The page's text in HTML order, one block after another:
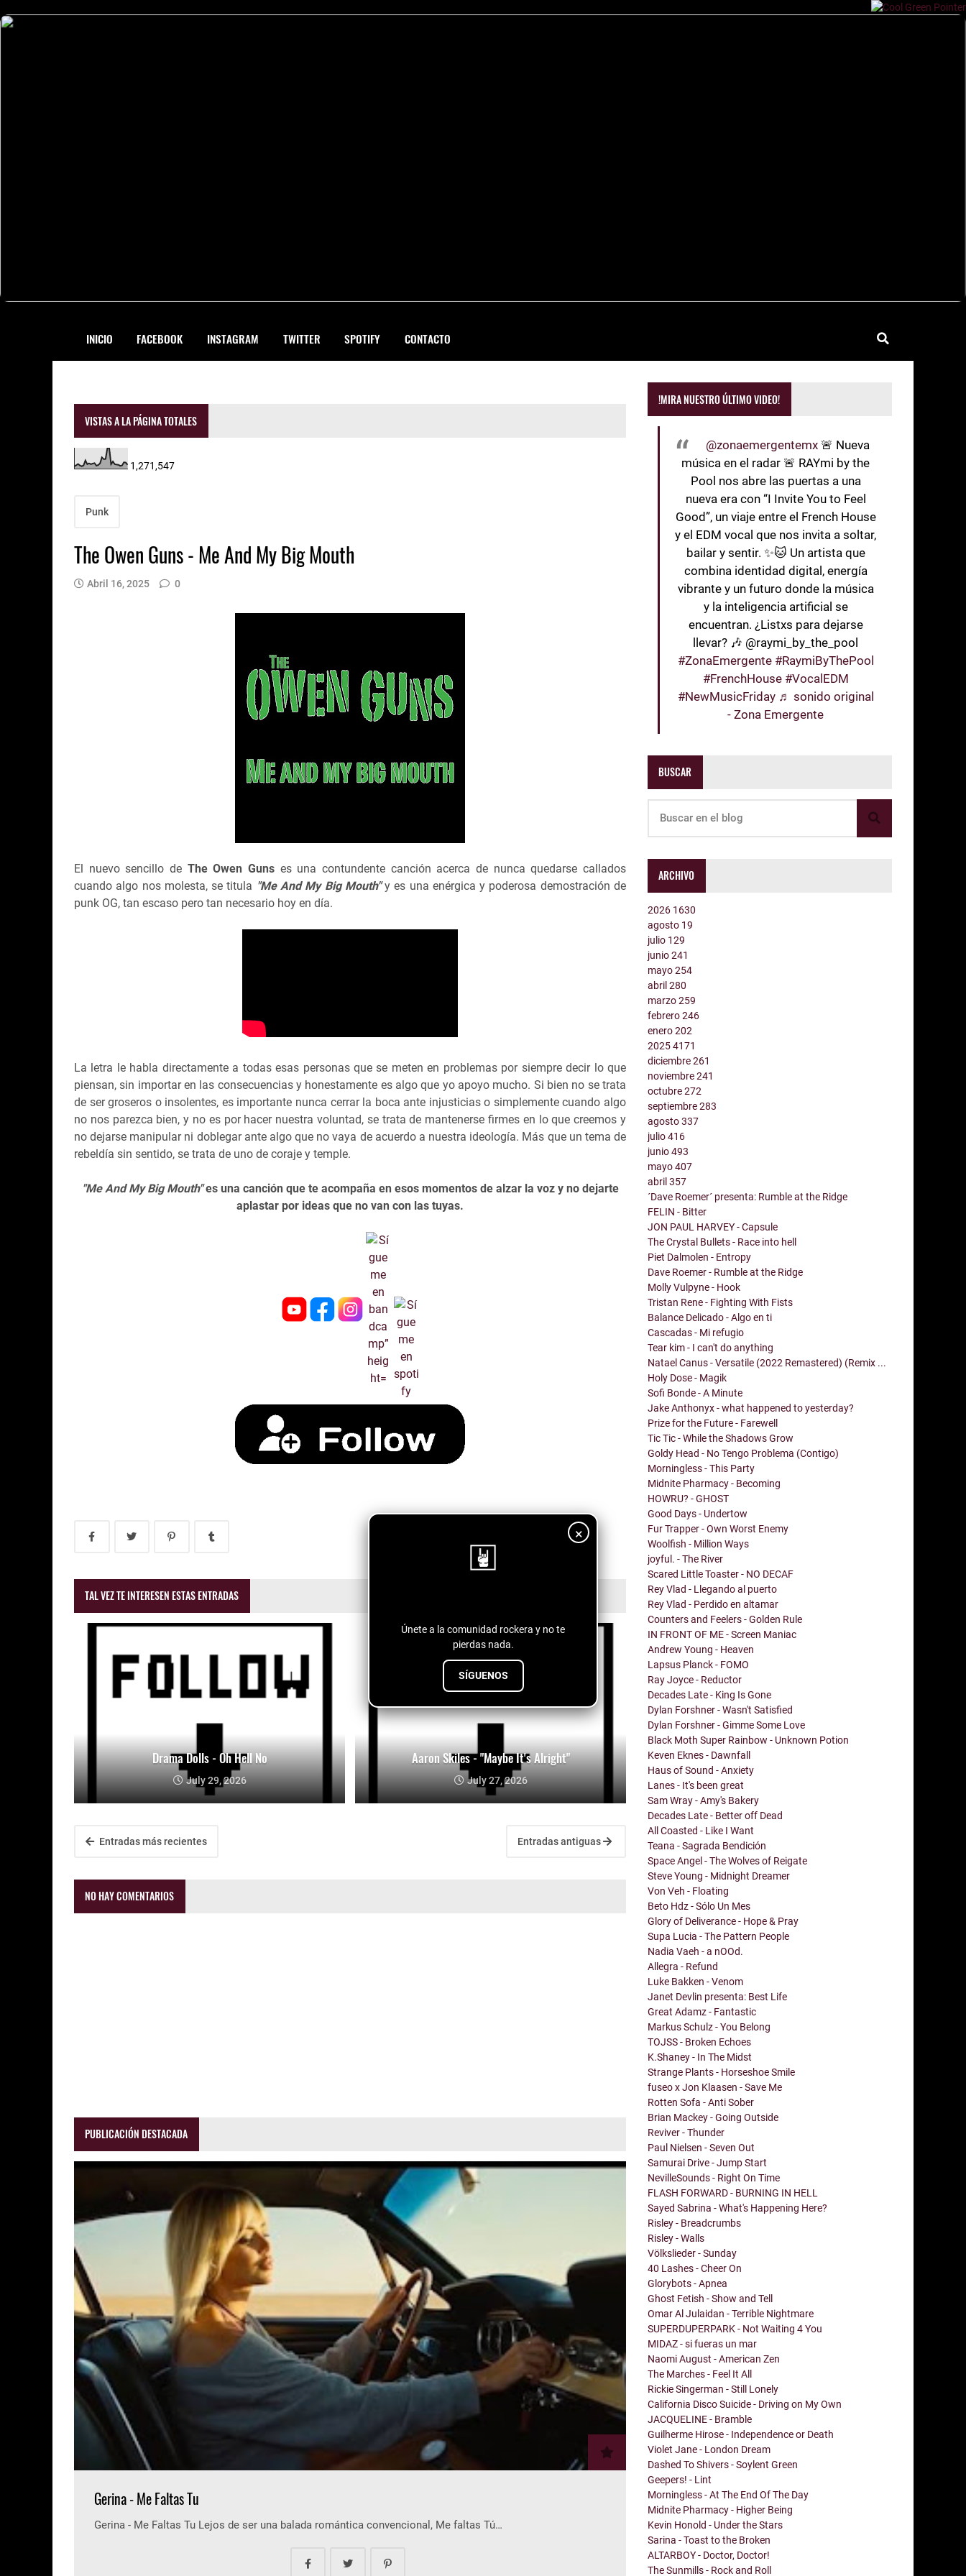
INICIO FACEBOOK INSTAGRAM TWITTER SPOTIFY CONTACTO
×
Únete a la comunidad rockera y no te
pierdas nada.
SÍGUENOS
VISTAS A LA PÁGINA TOTALES
1,271,547
Punk
The Owen Guns - Me And My Big Mouth
Abril 16, 2025 0
El nuevo sencillo de The Owen Guns es una contundente canción acerca de nunca quedarse callados
cuando algo nos molesta, se titula "Me And My Big Mouth"y es una enérgica y poderosa demostración de
punk OG, tan escaso pero tan necesario hoy en día.
La letra le habla directamente a todas esas personas que se meten en problemas por siempre decir lo que
piensan, sin importar en las consecuencias y honestamente es algo que yo apoyo mucho. Si bien no se trata
de ser groseros o insolentes, es importante nunca cerrar la boca ante injusticias o simplemente cuando algo
no nos parezca bien, y no es por hacer nuestra voluntad, se trata de mantenerse firmes en lo que creemos y
no dejarse manipular ni doblegar ante algo que no vaya de acuerdo a nuestra ideología. Más que un tema de
rebeldía sin sentido, se trata de uno de coraje y temple.
"Me And My Big Mouth"es una canción que te acompaña en esos momentos de alzar la voz y no dejarte
aplastar por ideas que no van con las tuyas.
TAL VEZ TE INTERESEN ESTAS ENTRADAS
Drama Dolls - Oh Hell No
July 29, 2026
Aaron Skiles - "Maybe It's Alright"
July 27, 2026
Entradas más recientes Entradas antiguas
NO HAY COMENTARIOS
PUBLICACIÓN DESTACADA
Gerina - Me Faltas Tu
Gerina - Me Faltas Tu Lejos de ser una balada romántica convencional, Me faltas Tú…
!MIRA NUESTRO ÚLTIMO VIDEO!
@zonaemergentemx 🚨 Nueva
música en el radar 🚨 RAYmi by the
Pool nos abre las puertas a una
nueva era con “I Invite You to Feel
Good”, un viaje entre el French House
y el EDM vocal que nos invita a soltar,
bailar y sentir. ✨🐱 Un artista que
combina identidad digital, energía
vibrante y un futuro donde la música
y la inteligencia artificial se
encuentran. ¿Listxs para dejarse
llevar? 🎶 @raymi_by_the_pool
#ZonaEmergente #RaymiByThePool
#FrenchHouse #VocalEDM
#NewMusicFriday ♬ sonido original
- Zona Emergente
BUSCAR
ARCHIVO
2026 1630
agosto 19
julio 129
junio241
mayo254
abril280
marzo259
febrero246
enero202
20254171
diciembre261
noviembre241
octubre272
septiembre283
agosto337
julio416
junio493
mayo407
abril357
´Dave Roemer´ presenta: Rumble at the Ridge
FELIN - Bitter
JON PAUL HARVEY - Capsule
The Crystal Bullets - Race into hell
Piet Dalmolen - Entropy
Dave Roemer - Rumble at the Ridge
Molly Vulpyne - Hook
Tristan Rene - Fighting With Fists
Balance Delicado - Algo en ti
Cascadas - Mi refugio
Tear kim - I can't do anything
Natael Canus - Versatile (2022 Remastered) (Remix ...
Holy Dose - Magik
Sofi Bonde - A Minute
Jake Anthonyx - what happened to yesterday?
Prize for the Future - Farewell
Tic Tic - While the Shadows Grow
Goldy Head - No Tengo Problema (Contigo)
Morningless - This Party
Midnite Pharmacy - Becoming
HOWRU? - GHOST
Good Days - Undertow
Fur Trapper - Own Worst Enemy
Woolfish - Million Ways
joyful. - The River
Scared Little Toaster - NO DECAF
Rey Vlad - Llegando al puerto
Rey Vlad - Perdido en altamar
Counters and Feelers - Golden Rule
IN FRONT OF ME - Screen Maniac
Andrew Young - Heaven
Lapsus Planck - FOMO
Ray Joyce - Reductor
Decades Late - King Is Gone
Dylan Forshner - Wasn't Satisfied
Dylan Forshner - Gimme Some Love
Black Moth Super Rainbow - Unknown Potion
Keven Eknes - Dawnfall
Haus of Sound - Anxiety
Lanes - It's been great
Sam Wray - Amy's Bakery
Decades Late - Better off Dead
All Coasted - Like I Want
Teana - Sagrada Bendición
Space Angel - The Wolves of Reigate
Steve Young - Midnight Dreamer
Von Veh - Floating
Beto Hdz - Sólo Un Mes
Glory of Deliverance - Hope & Pray
Supa Lucia - The Pattern People
Nadia Vaeh - a nOOd.
Allegra - Refund
Luke Bakken - Venom
Janet Devlin presenta: Best Life
Great Adamz - Fantastic
Markus Schulz - You Belong
TOJSS - Broken Echoes
K.Shaney - In The Midst
Strange Plants - Horseshoe Smile
fuseo x Jon Klaasen - Save Me
Rotten Sofa - Anti Sober
Brian Mackey - Going Outside
Reviver - Thunder
Paul Nielsen - Seven Out
Samurai Drive - Jump Start
NevilleSounds - Right On Time
FLASH FORWARD - BURNING IN HELL
Sayed Sabrina - What's Happening Here?
Risley - Breadcrumbs
Risley - Walls
Völkslieder - Sunday
40 Lashes - Cheer On
Glorybots - Apnea
Ghost Fetish - Show and Tell
Omar Al Julaidan - Terrible Nightmare
SUPERDUPERPARK - Not Waiting 4 You
MIDAZ - si fueras un mar
Naomi August - American Zen
The Marches - Feel It All
Rickie Singerman - Still Lonely
California Disco Suicide - Driving on My Own
JACQUELINE - Bramble
Guilherme Hirose - Independence or Death
Violet Jane - London Dream
Dashed To Shivers - Soylent Green
Geepers! - Lint
Morningless - At The End Of The Day
Midnite Pharmacy - Higher Being
Kevin Honold - Under the Stars
Sarina - Toast to the Broken
ALTARBOY - Doctor, Doctor!
The Sunmills - Rock and Roll